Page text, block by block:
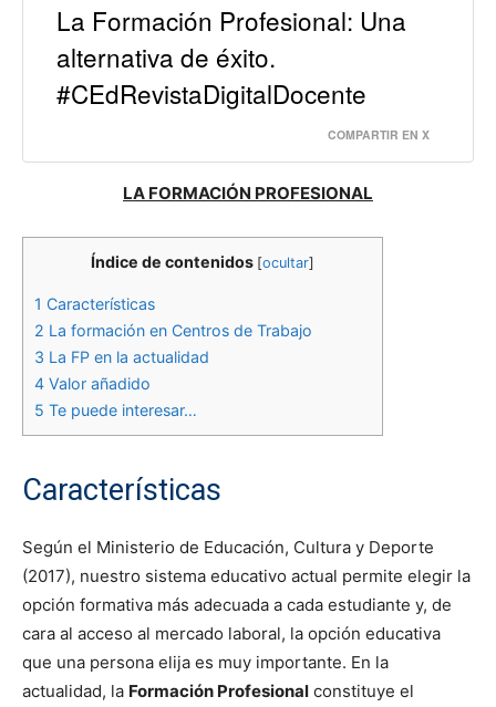
La Formación Profesional: Una
alternativa de éxito.
#CEdRevistaDigitalDocente
COMPARTIR EN X
LA FORMACIÓN PROFESIONAL
Índice de contenidos [ocultar]
1 Características
2 La formación en Centros de Trabajo
3 La FP en la actualidad
4 Valor añadido
5 Te puede interesar…
Características
Según el Ministerio de Educación, Cultura y Deporte
(2017), nuestro sistema educativo actual permite elegir la
opción formativa más adecuada a cada estudiante y, de
cara al acceso al mercado laboral, la opción educativa
que una persona elija es muy importante. En la
actualidad, la Formación Profesional constituye el